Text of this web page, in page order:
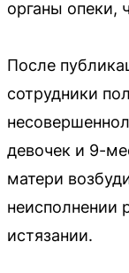
органы опеки,
После
сотрудники
девочек и 9-
матери
неисполнении
истязании.